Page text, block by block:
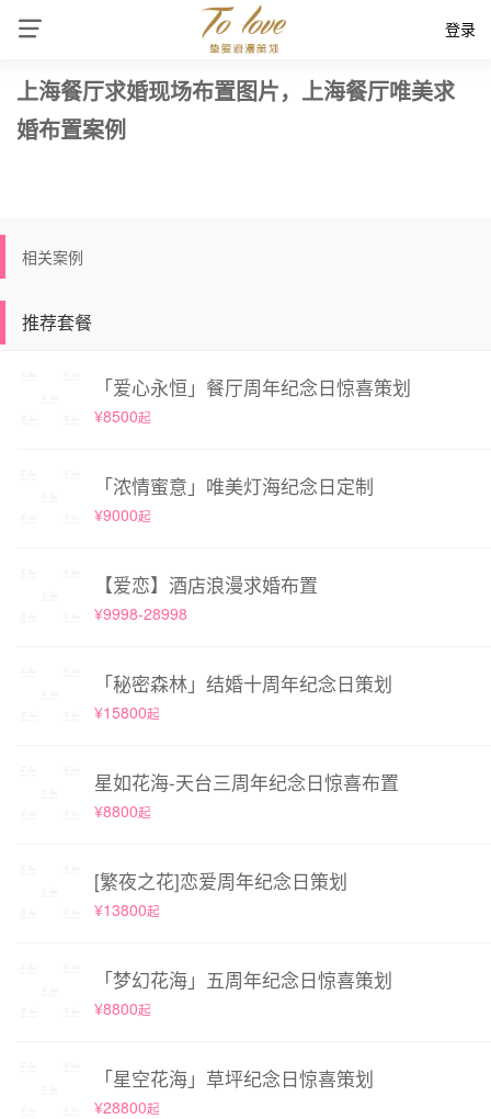
登录
上海餐厅求婚现场布置图片，上海餐厅唯美求
婚布置案例
相关案例
推荐套餐
「爱心永恒」餐厅周年纪念日惊喜策划
¥8500起
「浓情蜜意」唯美灯海纪念日定制
¥9000起
【爱恋】酒店浪漫求婚布置
¥9998-28998
「秘密森林」结婚十周年纪念日策划
¥15800起
星如花海-天台三周年纪念日惊喜布置
¥8800起
[繁夜之花]恋爱周年纪念日策划
¥13800起
「梦幻花海」五周年纪念日惊喜策划
¥8800起
「星空花海」草坪纪念日惊喜策划
¥28800起